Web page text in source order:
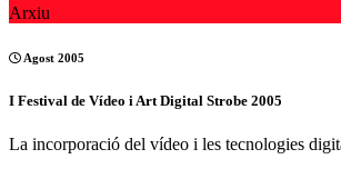
Arxiu
Agost 2005
I Festival de Vídeo i Art Digital Strobe 2005
La incorporació del vídeo i les tecnologies